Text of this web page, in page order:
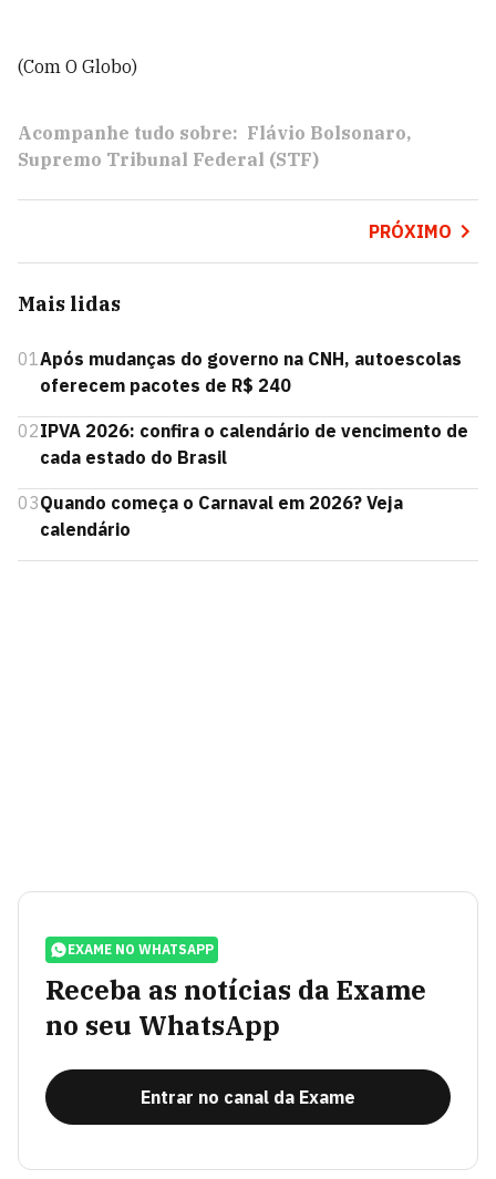
(Com O Globo)
Acompanhe tudo sobre: Flávio Bolsonaro
Supremo Tribunal Federal (STF)
PRÓXIMO
Mais lidas
01Após mudanças do governo na CNH, autoescolas
oferecem pacotes de R$ 240
02IPVA 2026: confira o calendário de vencimento de
cada estado do Brasil
03Quando começa o Carnaval em 2026? Veja
calendário
EXAME NO WHATSAPP
Receba as notícias da Exame
no seu WhatsApp
Entrar no canal da Exame